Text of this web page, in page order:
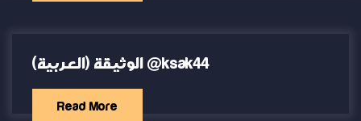
(العربية) الوثيقة @ksak44
Read More